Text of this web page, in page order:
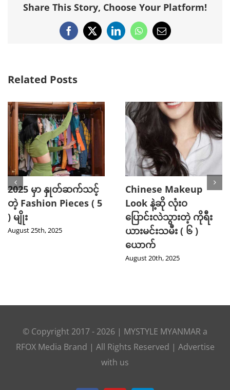
Share This Story, Choose Your Platform!
Facebook
X LinkedInWhatsApp
Email
Related Posts
2025 မှာ နှုတ်ဆက်သင့်
တဲ့ Fashion Pieces ( 5
) မျိုး
August 25th, 2025
Chinese Makeup
Look နဲ့ဆို လုံးဝ
ပြောင်းလဲသွားတဲ့ ကိုရီး
ယားမင်းသမီး ( ၆ )
ယောက်
August 20th, 2025
© Copyright 2017 - 2026 | MYSTYLE MYANMAR a
RFOX Media Brand | All Rights Reserved | Advertise
with us